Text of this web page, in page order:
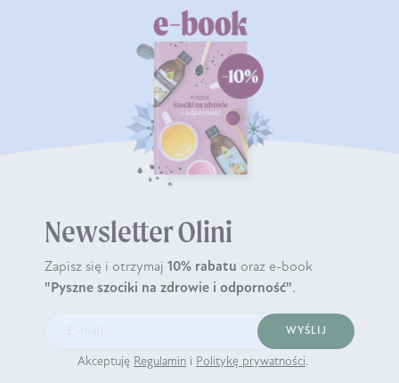
Newsletter Olini
Zapisz się i otrzymaj 10% rabatu oraz e-book
"Pyszne szociki na zdrowie i odporność".
WYŚLIJ
Akceptuję Regulamin i Politykę prywatności.